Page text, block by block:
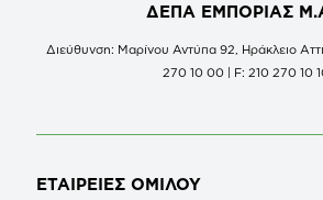
ΔΕΠΑ ΕΜΠΟΡΙΑΣ
Διεύθυνση: Μαρίνου Αντύπα 92, Ηράκλειο
270 10 00 | F: 210 270 10
ΕΤΑΙΡΕΙΕΣ ΟΜΙΛΟΥ